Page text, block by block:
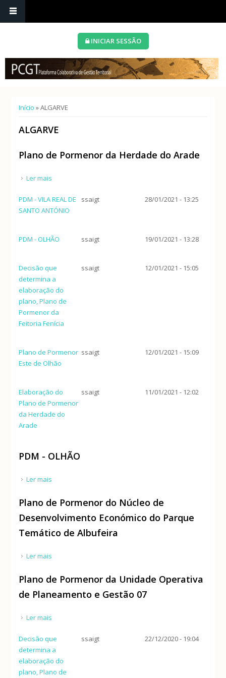
INICIAR SESSÃO
Está aqui
Início » ALGARVE
ALGARVE
Plano de Pormenor da Herdade do Arade
Ler mais
PDM - VILA REAL DE
SANTO ANTÓNIO
ssaigt 28/01/2021 - 13:25
PDM - OLHÃO ssaigt 19/01/2021 - 13:28
Decisão que
determina a
elaboração do
plano, Plano de
Pormenor da
Feitoria Fenícia
ssaigt 12/01/2021 - 15:05
Plano de Pormenor
Este de Olhão
ssaigt 12/01/2021 - 15:09
Elaboração do
Plano de Pormenor
da Herdade do
Arade
ssaigt 11/01/2021 - 12:02
PDM - OLHÃO
Ler mais
Plano de Pormenor do Núcleo de
Desenvolvimento Económico do Parque
Temático de Albufeira
Ler mais
Albufeira
Plano de Pormenor da Unidade Operativa
de Planeamento e Gestão 07
Ler mais
Decisão que
determina a
elaboração do
plano, Plano de
ssaigt 22/12/2020 - 19:04